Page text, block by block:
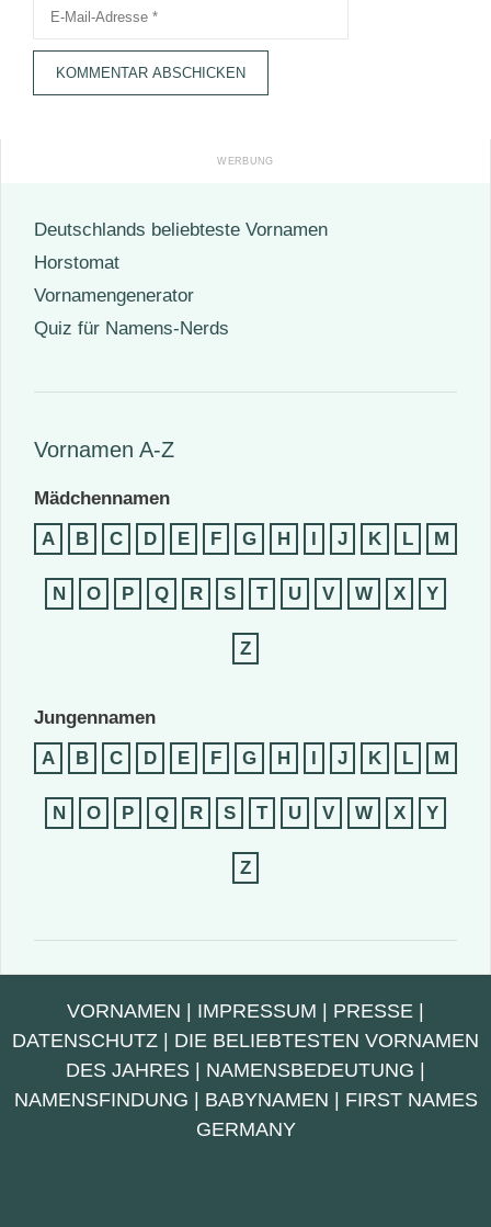
Adresse
Deutschlands beliebteste Vornamen
Horstomat
Vornamengenerator
Quiz für Namens-Nerds
Vornamen A-Z
Mädchennamen
A
B C D E F G H I J K L M
N O P Q R S T U V W X Y
Z
Jungennamen
A
B C D E F G H I J K L M
N O P Q R S T U V W X Y
Z
VORNAMEN IMPRESSUM PRESSE
DATENSCHUTZ
DIE BELIEBTESTEN VORNAMEN
DES JAHRES
NAMENSBEDEUTUNG
NAMENSFINDUNG
BABYNAMEN
FIRST NAMES
GERMANY